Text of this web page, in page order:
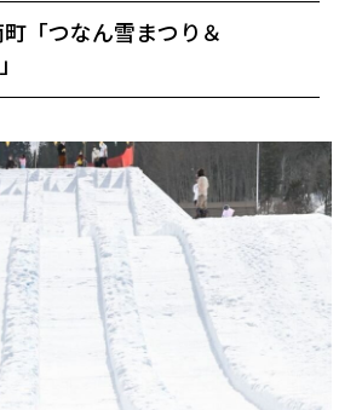
「つなん雪まつり＆